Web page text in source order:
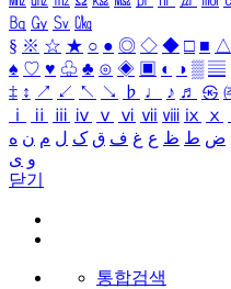
㏃ ㏉ ㏜ ㏆
§ ※ ☆ ★ ○ ● ◎ ◇ ◆ □ ■ △
♠ ♡ ♥ ♧ ♣ ⊙ ◈ ▣ ◐ ◑ ▒ ▤
‡ ↕ ↗ ↙ ↖ ↘ ♭ ♩ ♪ ♬ ㉿
ⅰ
ⅱ ⅲ ⅳ ⅴ ⅵ ⅶ ⅷ ⅸ ⅹ
ض ط ظ ع غ ف ق ک ل م ن ه
و ی
닫기
통합검색